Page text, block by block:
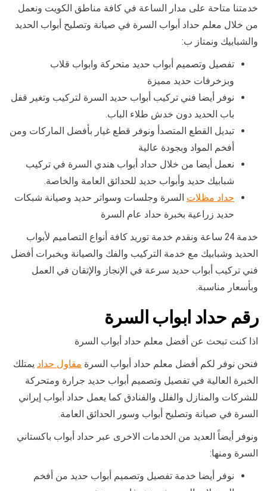
خدمتنا متاحة على مدار الساعة في كافة مناطق الكويت ونعمل
من خلال معلم حداد أبواب السرة في صيانة وتصليح أبواب الحديد
والشبابيك ونمتاز ب:
تفصيل وتصميم أبواب حديد متحركة وابواب قلاب
وبزخرفات حديد مميزة
نوفر أيضا فني تركيب أبواب حديد السرة لتركيب وتغير قفل
باب الحديد دون خدش طلاء الباب.
تبديل القطع المتصدأ ونوفر قطع غيار بأفضل الماركات ومن
أفخم المواد وبجودة عالية
نعمل أيضا من خلال حداد أبواب هندي السرة في تركيب
شبابيك حديد وأبواب حديد للحدائق العامة والخاصة.
حداد مظلات السرة وجلسات وسواتر حديد وصيانة شبكات
حديد زراعية بخبرة حداد عام السرة
خدمة 24 ساعة ونقدم خدمة توريد كافة أنواع التصاميم لأبواب
الحديد وشبابيك مع خدمة التركيب والفك والصيانة وبخبرات أفضل
فني تركيب أبواب حديد سرعة في الإنجاز والإتقان في العمل
وبأسعار مناسبة.
رقم حداد ابواب السرة
اذا كنت تبحث عن أفضل معلم حداد أبواب السرة
فنحن نوفر لكم أفضل معلم حداد أبواب السرة مقاول حداد يمتلك
الخبرة العالية في تفصيل وتصميم أبواب حديد جرارة ومتحركة
للشركات والمنازل والفلل والفنادق كما يعمل حداد أبواب إيراني
السرة في صيانة وتصليح أبواب وسور الحدائق العامة.
ونوفر أيضاً العديد من الخدمات الاخرى عبر حداد أبواب باكستاني
السرة ومنها:
نوفر أيضا خدمة تفصيل وتصميم أبواب حديد من أفخم